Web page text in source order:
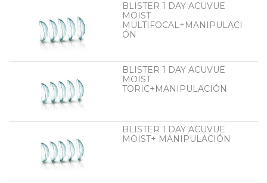
BLISTER 1 DAY ACUVUE
MOIST
MULTIFOCAL+MANIPULACI
ÓN
BLISTER 1 DAY ACUVUE
MOIST
TORIC+MANIPULACIÓN
BLISTER 1 DAY ACUVUE
MOIST+ MANIPULACIÓN